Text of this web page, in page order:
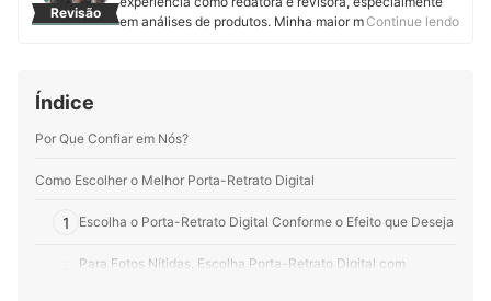
Revisão
em análises de produtos. Minha maior motivação é
Continue lendo
Índice
Por Que Confiar em Nós?
Como Escolher o Melhor Porta-Retrato Digital
1 Escolha o Porta-Retrato Digital Conforme o Efeito que Deseja
Para Fotos Nítidas, Escolha Porta-Retrato Digital com